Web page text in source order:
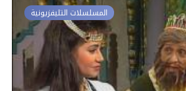
المسلسلات التليفزيونية